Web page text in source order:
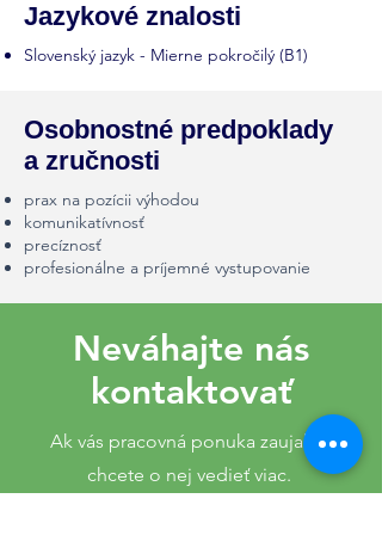
Jazykové znalosti
Slovenský jazyk - Mierne pokročilý (B1)
Osobnostné predpoklady
a zručnosti
prax na pozícii výhodou
komunikatívnosť
precíznosť
profesionálne a príjemné vystupovanie
Neváhajte nás
kontaktovať
Ak vás pracovná ponuka zaujala a
chcete o nej vedieť viac.